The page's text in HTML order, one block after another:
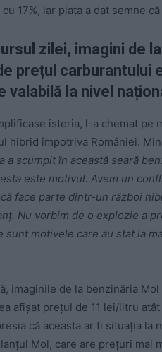
17%, iar piața a dat semne
zilei, imagini de
prețul carburantului
la nivel
isteria, l-a chemat pe
hibrid împotriva României.
scumpit în această seară
este motivul. Avem un
face parte dintr-un război
Nu vorbim de o explozie a
sunt motivele care au stat la
imaginile de la benzinăria
afișat prețul de 11 lei/litru
că aceasta ar fi situația la
Mol, care are prețuri mai